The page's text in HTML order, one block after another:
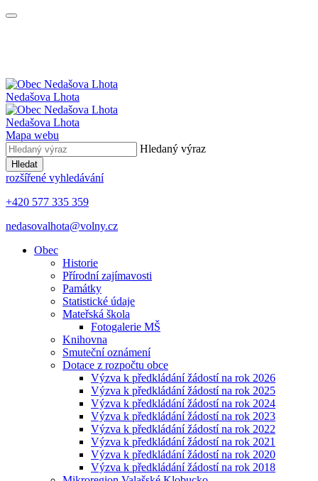
Nedašova Lhota
Nedašova Lhota
Mapa webu
Hledaný výraz
Hledat
rozšířené vyhledávání
+420 577 335 359
nedasovalhota@volny.cz
Obec
Historie
Přírodní zajímavosti
Památky
Statistické údaje
Mateřská škola
Fotogalerie MŠ
Knihovna
Smuteční oznámení
Dotace z rozpočtu obce
Výzva k předkládání žádostí na rok 2026
Výzva k předkládání žádostí na rok 2025
Výzva k předkládání žádostí na rok 2024
Výzva k předkládání žádostí na rok 2023
Výzva k předkládání žádostí na rok 2022
Výzva k předkládání žádostí na rok 2021
Výzva k předkládání žádostí na rok 2020
Výzva k předkládání žádostí na rok 2018